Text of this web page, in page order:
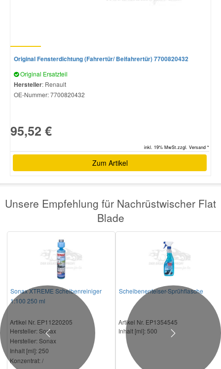
Original Fensterdichtung (Fahrertür/ Beifahrertür) 7700820432
Original Ersatzteil
Hersteller: Renault
OE-Nummer:7700820432
95,52 €
inkl. 19% MwSt.zzgl. Versand *
Zum Artikel
Unsere Empfehlung für Nachrüstwischer Flat
Blade
Sonax XTREME Scheibenreiniger
1:100 250 ml
Artikel Nr. EP11220205
Hersteller: Sonax
Hersteller:Sonax
Inhalt [ml]:250
Konzentrat:/
Scheibenenteiser-Sprühflasche
Artikel Nr. EP1354545
Inhalt [ml]: 500
Previous Next